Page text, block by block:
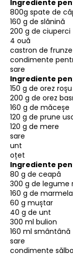
Ingrediente
800g spate de
160 g de slănină
200 g de ciuperci
4 ouă
castron de
condimente
sare
Ingrediente
150 g de orez roșu
200 g de orez
160 g de măceșe
120 g de prune
120 g de mere
sare
unt
oțet
Ingrediente
80 g de ceapă
300 g de legume
160 g de
60 g muștar
40 g de unt
300 ml bulion
160 ml smântână
sare
condimente